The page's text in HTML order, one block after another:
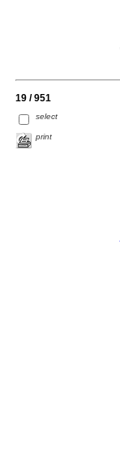
19 / 951
select
print